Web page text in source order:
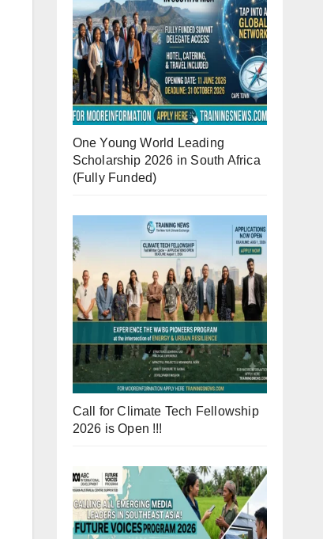
One Young World Leading
Scholarship 2026 in South Africa
(Fully Funded)
Call for Climate Tech Fellowship
2026 is Open !!!